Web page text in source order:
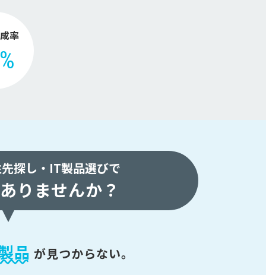
率
探し・ IT製品選びで
りませんか？
品 が見つからない。